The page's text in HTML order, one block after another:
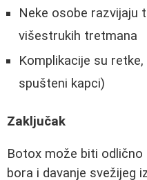
Neke osobe razvijaju
višestrukih tretmana
Komplikacije su
spušteni kapci)
Zaključak
Botox može biti odlično
bora i davanje svežijeg